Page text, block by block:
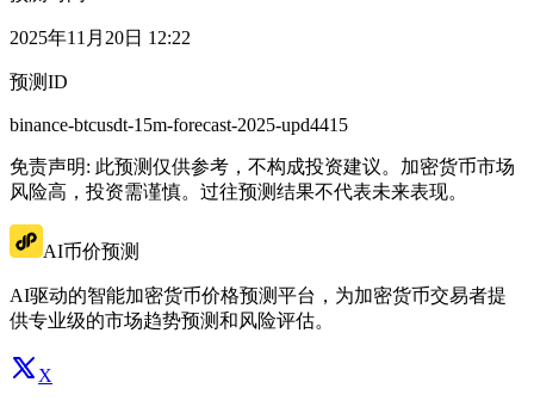
2025年11月20日 12:22
预测ID
binance-btcusdt-15m-forecast-2025-upd4415
免责声明: 此预测仅供参考，不构成投资建议。加密货币市场
风险高，投资需谨慎。过往预测结果不代表未来表现。
AI币价预测
AI驱动的智能加密货币价格预测平台，为加密货币交易者提
供专业级的市场趋势预测和风险评估。
X